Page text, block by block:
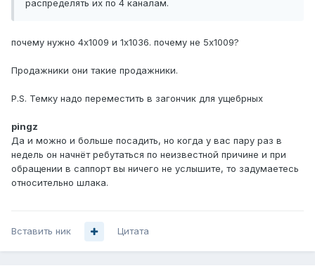
распределять их по 4 каналам.
почему нужно 4x1009 и 1x1036. почему не 5x1009?
Продажники они такие продажники.
P.S. Темку надо переместить в загончик для ущебрных
pingz
Да и можно и больше посадить, но когда у вас пару раз в
недель он начнёт ребутаться по неизвестной причине и при
обращении в саппорт вы ничего не услышите, то задумаетесь
относительно шлака.
Вставить ник Цитата